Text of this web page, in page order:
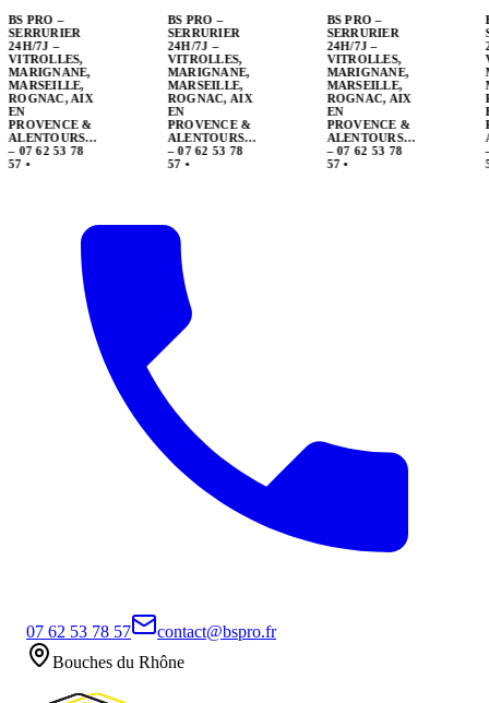
BS PRO –
SERRURIER
24H/7J –
VITROLLES,
MARIGNANE,
MARSEILLE,
ROGNAC, AIX
EN
PROVENCE &
ALENTOURS…
– 07 62 53 78
57•
07 62 53 78 57
contact@bspro.fr
Bouches du Rhône